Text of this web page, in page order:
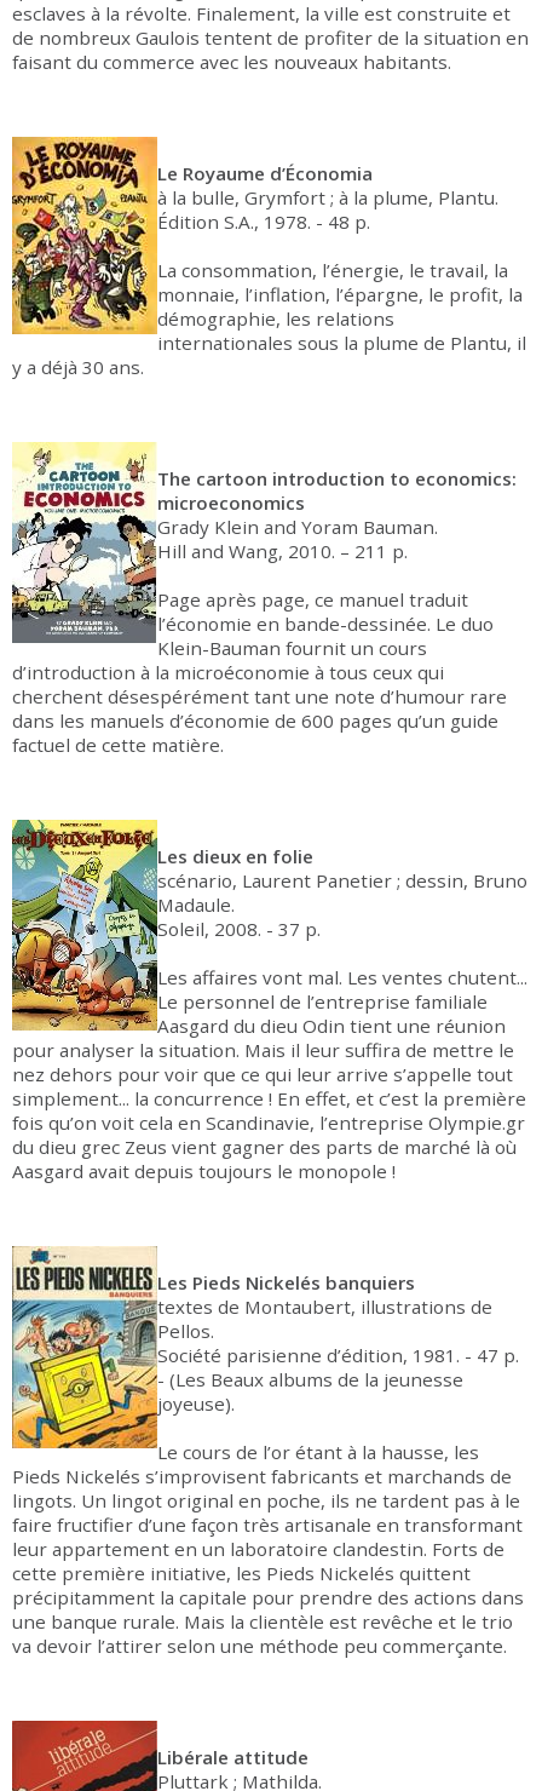
esclaves à la révolte. Finalement, la ville est construite et
de nombreux Gaulois tentent de profiter de la situation en
faisant du commerce avec les nouveaux habitants.
Le Royaume d’Économia
à la bulle, Grymfort ; à la plume, Plantu.
Édition S.A., 1978. - 48 p.
La consommation, l’énergie, le travail, la
monnaie, l’inflation, l’épargne, le profit, la
démographie, les relations
internationales sous la plume de Plantu, il
y a déjà 30 ans.
The cartoon introduction to economics:
microeconomics
Grady Klein and Yoram Bauman.
Hill and Wang, 2010. – 211 p.
Page après page, ce manuel traduit
l’économie en bande-dessinée. Le duo
Klein-Bauman fournit un cours
d’introduction à la microéconomie à tous ceux qui
cherchent désespérément tant une note d’humour rare
dans les manuels d’économie de 600 pages qu’un guide
factuel de cette matière.
Les dieux en folie
scénario, Laurent Panetier ; dessin, Bruno
Madaule.
Soleil, 2008. - 37 p.
Les affaires vont mal. Les ventes chutent...
Le personnel de l’entreprise familiale
Aasgard du dieu Odin tient une réunion
pour analyser la situation. Mais il leur suffira de mettre le
nez dehors pour voir que ce qui leur arrive s’appelle tout
simplement... la concurrence ! En effet, et c’est la première
fois qu’on voit cela en Scandinavie, l’entreprise Olympie.gr
du dieu grec Zeus vient gagner des parts de marché là où
Aasgard avait depuis toujours le monopole !
Les Pieds Nickelés banquiers
textes de Montaubert, illustrations de
Pellos.
Société parisienne d’édition, 1981. - 47 p.
- (Les Beaux albums de la jeunesse
joyeuse).
Le cours de l’or étant à la hausse, les
Pieds Nickelés s’improvisent fabricants et marchands de
lingots. Un lingot original en poche, ils ne tardent pas à le
faire fructifier d’une façon très artisanale en transformant
leur appartement en un laboratoire clandestin. Forts de
cette première initiative, les Pieds Nickelés quittent
précipitamment la capitale pour prendre des actions dans
une banque rurale. Mais la clientèle est revêche et le trio
va devoir l’attirer selon une méthode peu commerçante.
Libérale attitude
Pluttark ; Mathilda.